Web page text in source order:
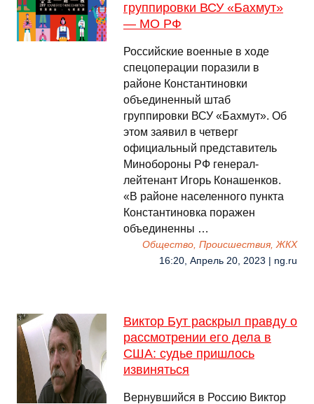
группировки ВСУ «Бахмут»
— МО РФ
Российские военные в ходе
спецоперации поразили в
районе Константиновки
объединенный штаб
группировки ВСУ «Бахмут». Об
этом заявил в четверг
официальный представитель
Минобороны РФ генерал-
лейтенант Игорь Конашенков.
«В районе населенного пункта
Константиновка поражен
объединенны …
Общество, Происшествия, ЖКХ
16:20, Апрель 20, 2023 | ng.ru
Виктор Бут раскрыл правду о
рассмотрении его дела в
США: судье пришлось
извиняться
Вернувшийся в Россию Виктор